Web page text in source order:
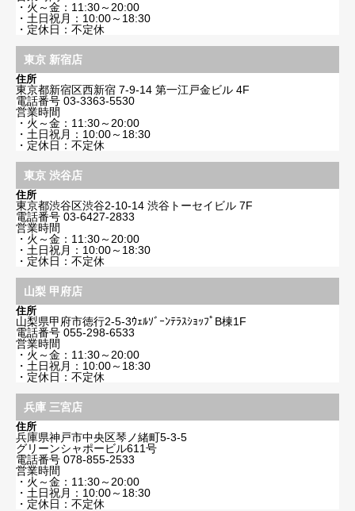
・火～金：11:30～20:00
・土日祝月：10:00～18:30
・定休日：不定休
東京 新宿店
住所
東京都新宿区西新宿 7-9-14 第一江戸金ビル 4F
電話番号 03-3363-5530
営業時間
・火～金：11:30～20:00
・土日祝月：10:00～18:30
・定休日：不定休
東京 渋谷店
住所
東京都渋谷区渋谷2-10-14 渋谷トーセイビル 7F
電話番号 03-6427-2833
営業時間
・火～金：11:30～20:00
・土日祝月：10:00～18:30
・定休日：不定休
山梨 甲府店
住所
山梨県甲府市徳行2-5-3ｳｪﾙｿﾞｰﾝﾃﾗｽｼｮｯﾌﾟB棟1F
電話番号 055-298-6533
営業時間
・火～金：11:30～20:00
・土日祝月：10:00～18:30
・定休日：不定休
兵庫 三宮店
住所
兵庫県神戸市中央区琴ノ緒町5-3-5
グリーンシャポービル611号
電話番号 078-855-2533
営業時間
・火～金：11:30～20:00
・土日祝月：10:00～18:30
・定休日：不定休